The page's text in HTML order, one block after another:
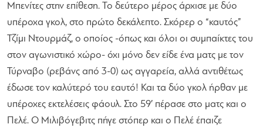
Μπενίτες στην επίθεση. Το δεύτερο μέρος άρχισε με δύο
υπέροχα γκολ, στο πρώτο δεκάλεπτο. Σκόρερ ο “καυτός”
Τζίμι Ντουρμάζ, ο οποίος -όπως και όλοι οι συμπαίκτες του
στον αγωνιστικό χώρο- όχι μόνο δεν είδε ένα ματς με τον
Τύρναβο (ρεβάνς από 3-0) ως αγγαρεία, αλλά αντιθέτως
έδωσε τον καλύτερό του εαυτό! Και τα δύο γκολ ήρθαν με
υπέροχες εκτελέσεις φάουλ. Στο 59′ πέρασε στο ματς και ο
Πελέ. Ο Μιλιβόγεβιτς πήγε στόπερ και ο Πελέ έπαιζε